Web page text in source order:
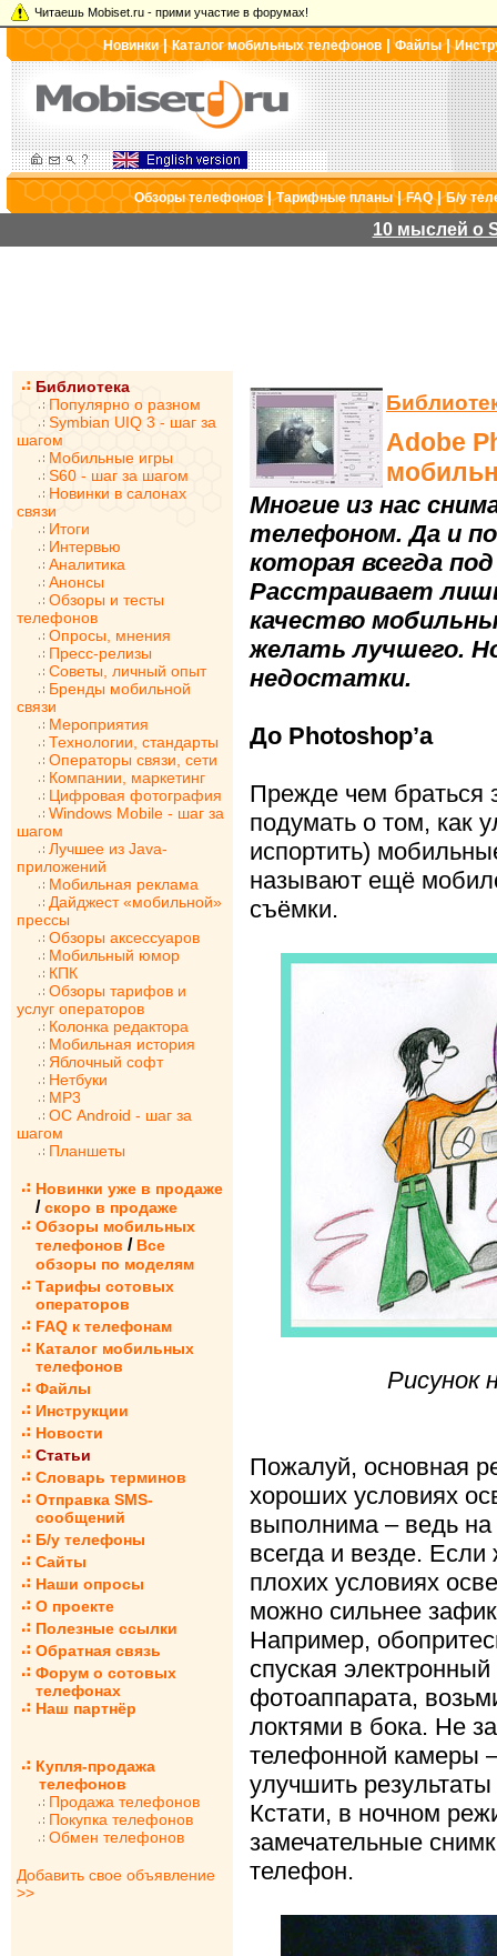
Читаешь Mobiset.ru - прими участие в форумах!
Новинки|Каталог мобильных телефонов |Файлы|
Обзоры телефонов|Тарифные планы|FAQ|Б/у
10 мыслей о
Библиотека
Популярно о разном
Symbian UIQ 3 - шаг за
шагом
Мобильные игры
S60 - шаг за шагом
Новинки в салонах
связи
Итоги
Интервью
Аналитика
Анонсы
Обзоры и тесты
телефонов
Опросы, мнения
Пресс-релизы
Советы, личный опыт
Бренды мобильной
связи
Мероприятия
Технологии, стандарты
Операторы связи, сети
Компании, маркетинг
Цифровая фотография
Windows Mobile - шаг за
шагом
Лучшее из Java-
приложений
Мобильная реклама
Дайджест «мобильной»
прессы
Обзоры аксессуаров
Мобильный юмор
КПК
Обзоры тарифов и
услуг операторов
Колонка редактора
Мобильная история
Яблочный софт
Нетбуки
MP3
ОС Android - шаг за
шагом
Планшеты
Новинки уже в продаже
/ скоро в продаже
Обзоры мобильных
телефонов / Все
обзоры по моделям
Тарифы сотовых
операторов
FAQ к телефонам
Каталог мобильных
телефонов
Файлы
Инструкции
Новости
Статьи
Словарь терминов
Отправка SMS-
сообщений
Б/у телефоны
Сайты
Наши опросы
О проекте
Полезные ссылки
Обратная связь
Форум о сотовых
телефонах
Наш партнёр
Купля-продажа
телефонов
Продажа телефонов
Покупка телефонов
Обмен телефонов
Добавить свое объявление
>>
Adobe
Многие из нас
телефоном. Да и
которая всегда
Расстраивает
качество
желать лучшего.
недостатки.
До Photoshop’а
Прежде чем браться
подумать о том, как
испортить)
называют ещё
съёмки.
Рисунок
Пожалуй, основная
хороших условиях
выполнима – ведь
всегда и везде.
плохих условиях
можно сильнее
Например,
спуская
фотоаппарата,
локтями в бока. Не
телефонной камеры
улучшить
Кстати, в ночном
замечательные
телефон.